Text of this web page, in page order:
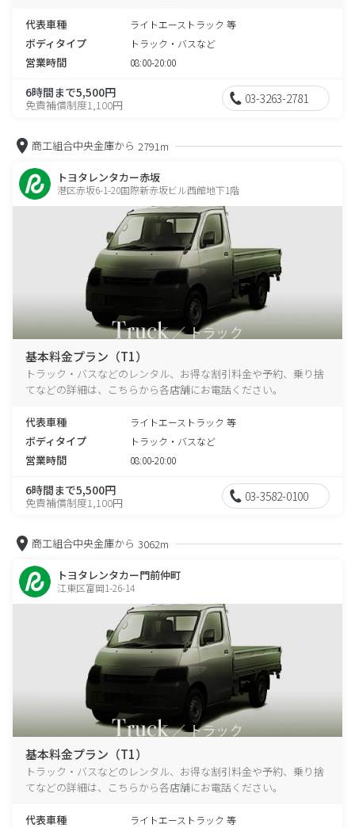
代表車種 ライトエーストラック 等
ボディタイプ トラック・バスなど
営業時間 08:00-20:00
6時間まで5,500円
免責補償制度1,100円 03-3263-2781
商工組合中央金庫から 2791m
トヨタレンタカー赤坂
港区赤坂6-1-20国際新赤坂ビル西館地下1階
基本料金プラン（T1）
トラック・バスなどのレンタル、お得な割引料金や予約、乗り捨
てなどの詳細は、こちらから各店舗にお電話ください。
代表車種 ライトエーストラック 等
ボディタイプ トラック・バスなど
営業時間 08:00-20:00
6時間まで5,500円
免責補償制度1,100円 03-3582-0100
商工組合中央金庫から 3062m
トヨタレンタカー門前仲町
江東区富岡1-26-14
基本料金プラン（T1）
トラック・バスなどのレンタル、お得な割引料金や予約、乗り捨
てなどの詳細は、こちらから各店舗にお電話ください。
代表車種 ライトエーストラック 等